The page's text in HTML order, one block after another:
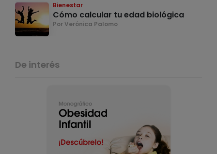
Bienestar
Cómo calcular tu edad biológica
Por Verónica Palomo
De interés